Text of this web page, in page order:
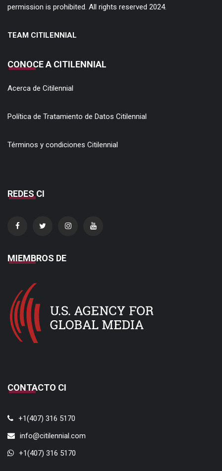
permission is prohibited. All rights reserved 2024.
TEAM CITILENNIAL
CONOCE A CITILENNIAL
Acerca de Citilennial
Política de Tratamiento de Datos Citilennial
Términos y condiciones Citilennial
REDES CI
MIEMBROS DE
CONTACTO CI
+1(407) 316 5170
info@citilennial.com
+1(407) 316 5170